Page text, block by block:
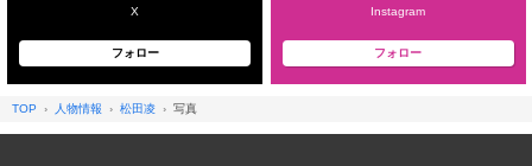
X
フォロー
Instagram
フォロー
TOP 人物情報 松田凌 写真